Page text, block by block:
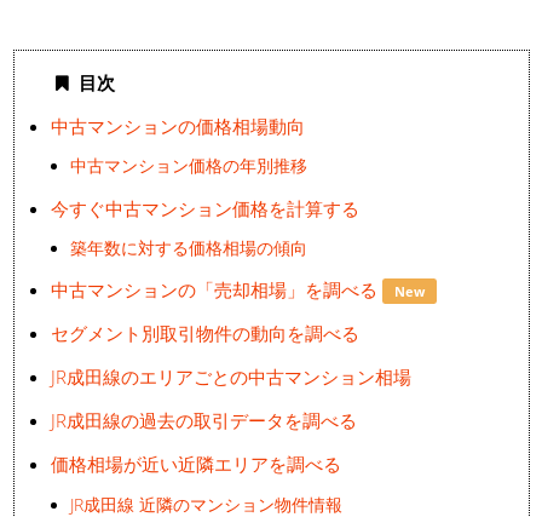
目次
中古マンションの価格相場動向
中古マンション価格の年別推移
今すぐ中古マンション価格を計算する
築年数に対する価格相場の傾向
中古マンションの「売却相場」を調べる New
セグメント別取引物件の動向を調べる
JR成田線のエリアごとの中古マンション相場
JR成田線の過去の取引データを調べる
価格相場が近い近隣エリアを調べる
JR成田線 近隣のマンション物件情報